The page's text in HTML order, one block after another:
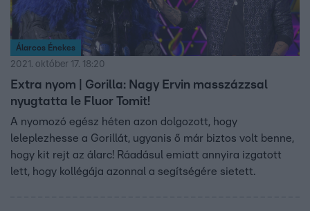
Álarcos Énekes
2021. október 17. 18:20
Extra nyom | Gorilla: Nagy Ervin masszázzsal
nyugtatta le Fluor Tomit!
A nyomozó egész héten azon dolgozott, hogy
leleplezhesse a Gorillát, ugyanis ő már biztos volt benne,
hogy kit rejt az álarc! Ráadásul emiatt annyira izgatott
lett, hogy kollégája azonnal a segítségére sietett.